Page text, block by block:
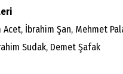
İbrahim Şan, Mehmet
Sudak, Demet Şafak